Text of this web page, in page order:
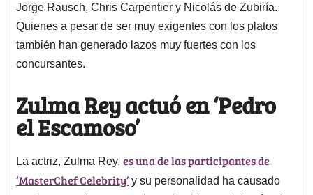
Jorge Rausch, Chris Carpentier y Nicolás de Zubiría.
Quienes a pesar de ser muy exigentes con los platos
también han generado lazos muy fuertes con los
concursantes.
Zulma Rey actuó en ‘Pedro
el Escamoso’
La actriz, Zulma Rey, es una de las participantes de
‘MasterChef Celebrity’ y su personalidad ha causado